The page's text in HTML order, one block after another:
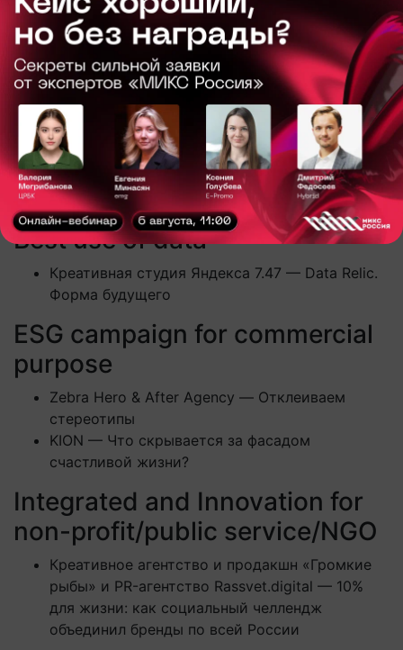
Branded Content
Спешлс — Станция Стрит на Элис Стрит
Спешлс — Наружка с обгоревшей кожей
Best use of Technology
СберМаркетинг — Тур в Кустодию
Креативная студия Яндекса 7.47 — Data Relic.
Форма будущего
Best use of data
Креативная студия Яндекса 7.47 — Data Relic.
Форма будущего
ESG campaign for commercial
purpose
Zebra Hero & After Agency — Отклеиваем
стереотипы
KION — Что скрывается за фасадом
счастливой жизни?
Integrated and Innovation for
non-profit/public service/NGO
Креативное агентство и продакшн «Громкие
рыбы» и PR-агентство Rassvet.digital — 10%
для жизни: как социальный челлендж
объединил бренды по всей России